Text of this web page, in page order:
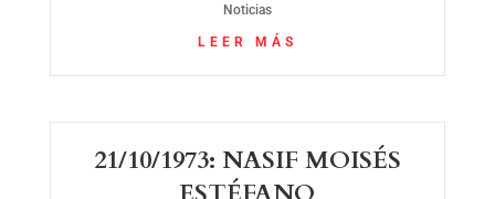
Noticias
LEER MÁS
21/10/1973: NASIF MOISÉS